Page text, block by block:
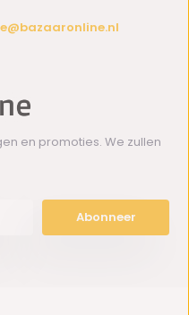
en promoties. We zullen
Abonneer